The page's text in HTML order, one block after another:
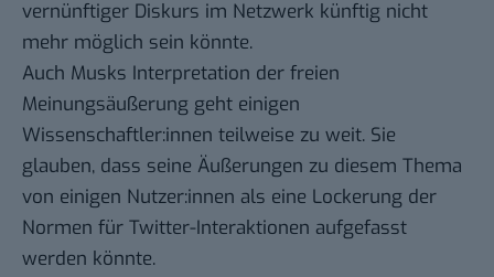
vernünftiger Diskurs im Netzwerk künftig nicht
mehr möglich sein könnte.
Auch Musks Interpretation der freien
Meinungsäußerung geht einigen
Wissenschaftler:innen teilweise zu weit. Sie
glauben, dass seine Äußerungen zu diesem Thema
von einigen Nutzer:innen als eine Lockerung der
Normen für Twitter-Interaktionen aufgefasst
werden könnte.